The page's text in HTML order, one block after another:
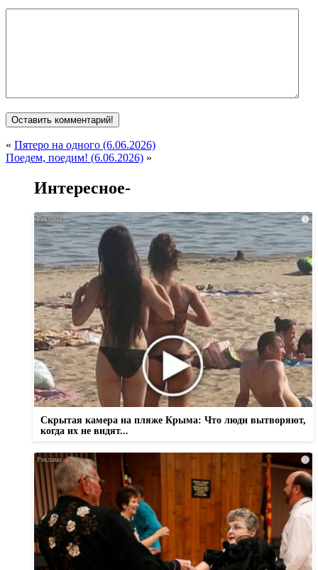
« Пятеро на одного (6.06.2026)
Поедем, поедим! (6.06.2026) »
Интересное-
i
Скрытая камера на пляже Крыма: Что люди вытворяют,
когда их не видят...
i